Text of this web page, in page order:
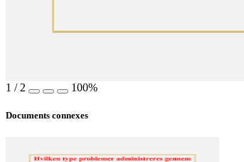
1 / 2 100%
Documents connexes